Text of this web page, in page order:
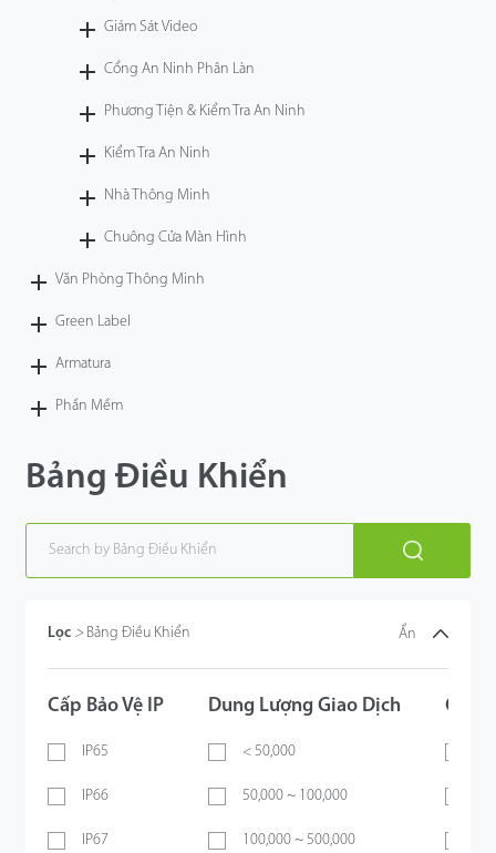
Giám Sát Video
Cổng An Ninh Phân Làn
Phương Tiện & Kiểm Tra An Ninh
Kiểm Tra An Ninh
Nhà Thông Minh
Chuông Cửa Màn Hình
Văn Phòng Thông Minh
Green Label
Armatura
Phần Mềm
Bảng Điều Khiển
Lọc > Bảng Điều Khiển Ẩn
Cấp Bảo Vệ IP
IP65
IP66
IP67
Dung Lượng Giao Dịch
< 50,000
50,000 ~ 100,000
100,000 ~ 500,000
Giao